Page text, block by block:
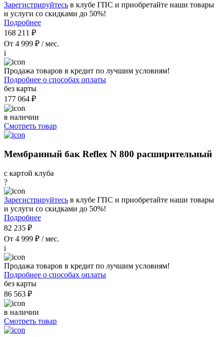
Зарегистрируйтесь в клубе ГПС и приобретайте наши товары
и услуги со скидками до 50%!
Подробнее
168 211 ₽
От 4 999 ₽ / мес.
i
Продажа товаров в кредит по лучшим условиям!
Подробнее о способах оплаты
без карты
177 064 ₽
в наличии
Смотреть товар
Мембранный бак Reflex N 800 расширительный
с картой клуба
?
Зарегистрируйтесь в клубе ГПС и приобретайте наши товары
и услуги со скидками до 50%!
Подробнее
82 235 ₽
От 4 999 ₽ / мес.
i
Продажа товаров в кредит по лучшим условиям!
Подробнее о способах оплаты
без карты
86 563 ₽
в наличии
Смотреть товар